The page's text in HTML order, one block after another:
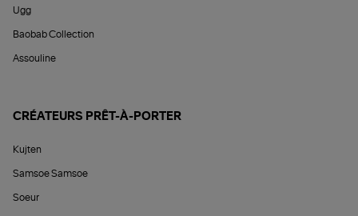
Ugg
Baobab Collection
Assouline
CRÉATEURS PRÊT-À-PORTER
Kujten
Samsoe Samsoe
Soeur